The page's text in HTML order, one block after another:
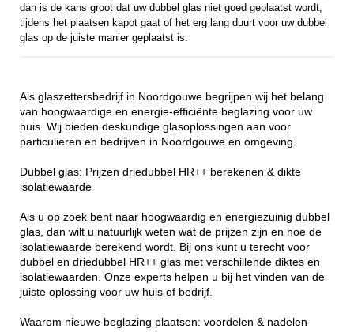
dan is de kans groot dat uw dubbel glas niet goed geplaatst wordt,
tijdens het plaatsen kapot gaat of het erg lang duurt voor uw dubbel
glas op de juiste manier geplaatst is.
Als glaszettersbedrijf in Noordgouwe begrijpen wij het belang
van hoogwaardige en energie-efficiënte beglazing voor uw
huis. Wij bieden deskundige glasoplossingen aan voor
particulieren en bedrijven in Noordgouwe en omgeving.
Dubbel glas: Prijzen driedubbel HR++ berekenen & dikte
isolatiewaarde
Als u op zoek bent naar hoogwaardig en energiezuinig dubbel
glas, dan wilt u natuurlijk weten wat de prijzen zijn en hoe de
isolatiewaarde berekend wordt. Bij ons kunt u terecht voor
dubbel en driedubbel HR++ glas met verschillende diktes en
isolatiewaarden. Onze experts helpen u bij het vinden van de
juiste oplossing voor uw huis of bedrijf.
Waarom nieuwe beglazing plaatsen: voordelen & nadelen